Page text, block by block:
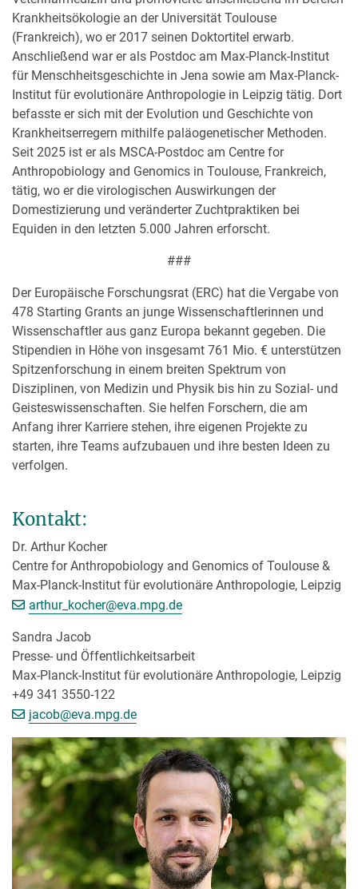
Krankheitsökologie an der Universität Toulouse
(Frankreich), wo er 2017 seinen Doktortitel erwarb.
Anschließend war er als Postdoc am Max-Planck-Institut
für Menschheitsgeschichte in Jena sowie am Max-Planck-
Institut für evolutionäre Anthropologie in Leipzig tätig. Dort
befasste er sich mit der Evolution und Geschichte von
Krankheitserregern mithilfe paläogenetischer Methoden.
Seit 2025 ist er als MSCA-Postdoc am Centre for
Anthropobiology and Genomics in Toulouse, Frankreich,
tätig, wo er die virologischen Auswirkungen der
Domestizierung und veränderter Zuchtpraktiken bei
Equiden in den letzten 5.000 Jahren erforscht.
###
Der Europäische Forschungsrat (ERC) hat die Vergabe von
478 Starting Grants an junge Wissenschaftlerinnen und
Wissenschaftler aus ganz Europa bekannt gegeben. Die
Stipendien in Höhe von insgesamt 761 Mio. € unterstützen
Spitzenforschung in einem breiten Spektrum von
Disziplinen, von Medizin und Physik bis hin zu Sozial- und
Geisteswissenschaften. Sie helfen Forschern, die am
Anfang ihrer Karriere stehen, ihre eigenen Projekte zu
starten, ihre Teams aufzubauen und ihre besten Ideen zu
verfolgen.
Kontakt:
Dr. Arthur Kocher
Centre for Anthropobiology and Genomics of Toulouse &
Max-Planck-Institut für evolutionäre Anthropologie, Leipzig
arthur_kocher@[>>> Please remove the text! <<<]
eva.mpg.de
Sandra Jacob
Presse- und Öffentlichkeitsarbeit
Max-Planck-Institut für evolutionäre Anthropologie, Leipzig
+49 341 3550-122
jacob@[>>> Please remove the text! <<<]
eva.mpg.de